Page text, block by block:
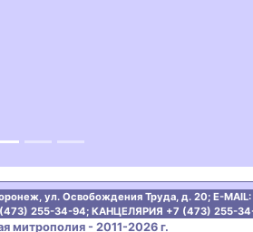
ул. Освобождения Труда, д. 20; E-
255-34-94; КАНЦЕЛЯРИЯ +7 (473) 255-
митрополия - 2011-2026 г.